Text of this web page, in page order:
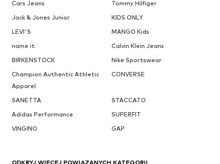
Cars Jeans
Tommy Hilfiger
Jack & Jones Junior
KIDS ONLY
LEVI'S
MANGO Kids
name it
Calvin Klein Jeans
BIRKENSTOCK
Nike Sportswear
Champion Authentic Athletic
Apparel
CONVERSE
SANETTA
STACCATO
Adidas Performance
SUPERFIT
VINGINO
GAP
ODKRYJ WIĘCEJ POWIĄZANYCH KATEGORII